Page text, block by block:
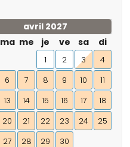
avril 2027
ma me je ve sa di
1 2 3
4
6 7 8 9 10
11
13 14 15 16 17
18
20 21 22 23 24
25
27 28 29 30